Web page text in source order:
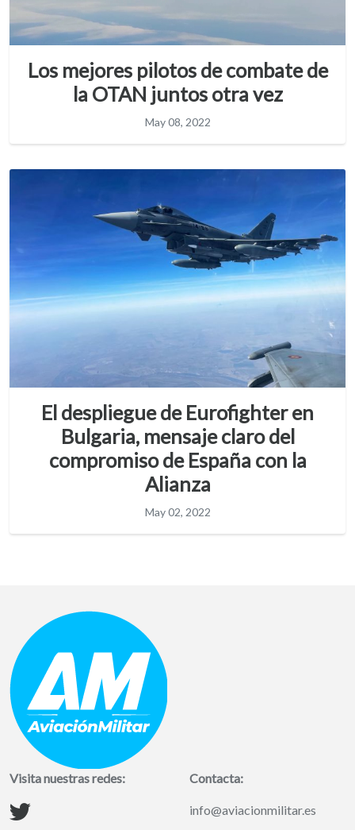
Los mejores pilotos de combate de
la OTAN juntos otra vez
May 08, 2022
El despliegue de Eurofighter en
Bulgaria, mensaje claro del
compromiso de España con la
Alianza
May 02, 2022
Visita nuestras redes: Contacta:
info@aviacionmilitar.es